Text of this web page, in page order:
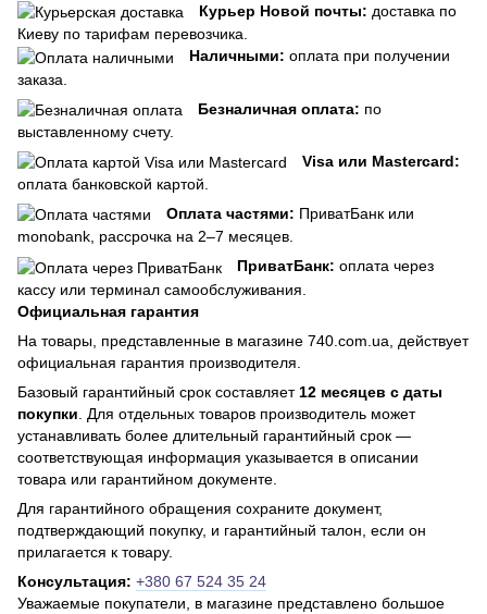
Курьер Новой почты: доставка по
Киеву по тарифам перевозчика.
Наличными: оплата при получении
заказа.
Безналичная оплата: по
выставленному счету.
Visa или Mastercard:
оплата банковской картой.
Оплата частями: ПриватБанк или
monobank, рассрочка на 2–7 месяцев.
ПриватБанк: оплата через
кассу или терминал самообслуживания.
Официальная гарантия
На товары, представленные в магазине 740.com.ua, действует
официальная гарантия производителя.
Базовый гарантийный срок составляет 12 месяцев с даты
покупки . Для отдельных товаров производитель может
устанавливать более длительный гарантийный срок —
соответствующая информация указывается в описании
товара или гарантийном документе.
Для гарантийного обращения сохраните документ,
подтверждающий покупку, и гарантийный талон, если он
прилагается к товару.
Консультация: +380 67 524 35 24
Уважаемые покупатели, в магазине представлено большое